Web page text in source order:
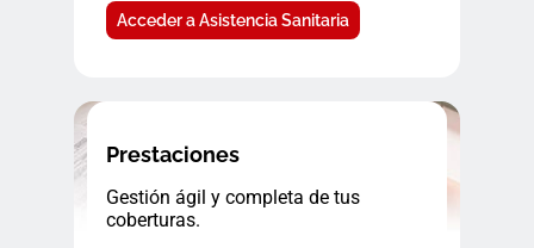
Acceder a Asistencia Sanitaria
Prestaciones
Gestión ágil y completa de tus
coberturas.